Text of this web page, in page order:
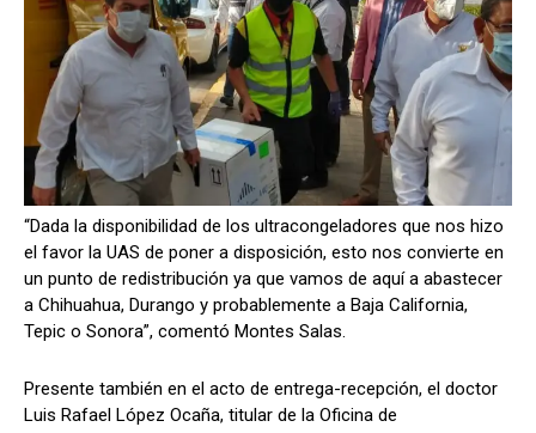
“Dada la disponibilidad de los ultracongeladores que nos hizo
el favor la UAS de poner a disposición, esto nos convierte en
un punto de redistribución ya que vamos de aquí a abastecer
a Chihuahua, Durango y probablemente a Baja California,
Tepic o Sonora”, comentó Montes Salas.
Presente también en el acto de entrega-recepción, el doctor
Luis Rafael López Ocaña, titular de la Oficina de